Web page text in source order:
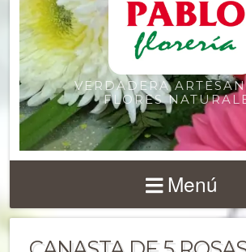
VERDADERA
FLORES
Menú